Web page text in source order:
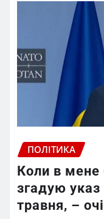
ПОЛІТИКА
Коли в мене
згадую указ
травня, –